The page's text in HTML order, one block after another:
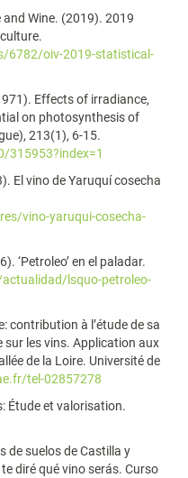
Wine. (2019). 2019
6782/oiv-2019-statistical-
Effects of irradiance,
on photosynthesis of
213(1), 6-15.
315953?index=1
El vino de Yaruquí cosecha
vino-yaruqui-cosecha-
‘Petroleo’ en el paladar.
lsquo-petroleo-
contribution à l’étude de sa
les vins. Application aux
de la Loire. Université de
tel-02857278
Étude et valorisation.
de suelos de Castilla y
te diré qué vino serás. Curso